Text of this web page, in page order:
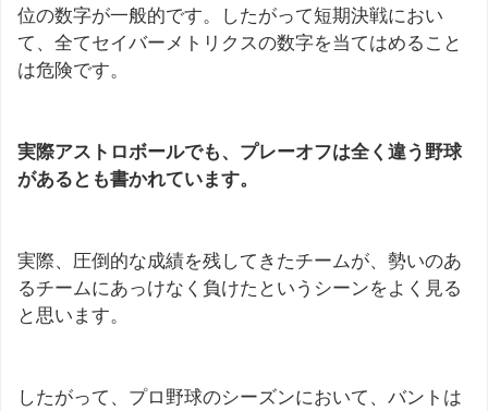
位の数字が一般的です。したがって短期決戦におい
て、全てセイバーメトリクスの数字を当てはめること
は危険です。
実際アストロボールでも、プレーオフは全く違う野球
があるとも書かれています。
実際、圧倒的な成績を残してきたチームが、勢いのあ
るチームにあっけなく負けたというシーンをよく見る
と思います。
したがって、プロ野球のシーズンにおいて、バントは